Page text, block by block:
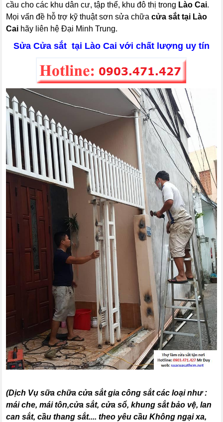
cầu cho các khu dân cư, tập thể, khu đô thị trong Lào Cai.
Mọi vấn đề hỗ trợ kỹ thuật sơn sửa chữacửa sắt tại Lào
Cai hãy liên hệ Đại Minh Trung.
Sửa Cửa sắt tại Lào Cai với chất lượng uy tín
(Dịch Vụ sữa chữa cửa sắt gia công sắt các loại như :
mái che, mái tôn,cửa sắt, cửa sổ, khung sắt bảo vệ, lan
can sắt, cầu thang sắt.... theo yêu cầu Không ngại xa,